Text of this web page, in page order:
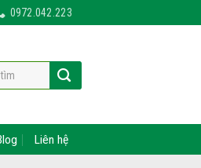
0972.042.223
Liên hệ